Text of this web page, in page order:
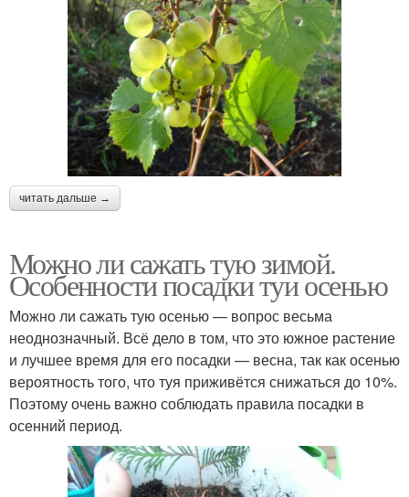
читать дальше →
Можно ли сажать тую зимой.
Особенности посадки туи осенью
Можно ли сажать тую осенью — вопрос весьма
неоднозначный. Всё дело в том, что это южное растение
и лучшее время для его посадки — весна, так как осенью
вероятность того, что туя приживётся снижаться до 10%.
Поэтому очень важно соблюдать правила посадки в
осенний период.